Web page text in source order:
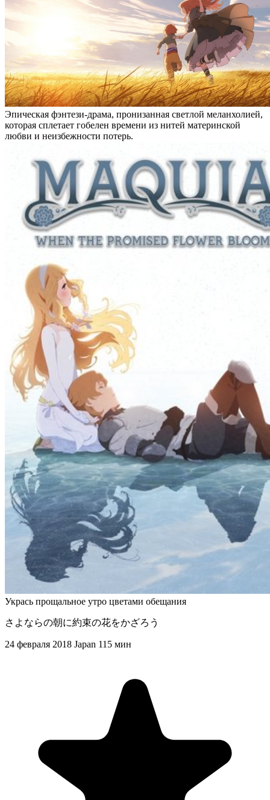
Эпическая фэнтези-драма, пронизанная светлой меланхолией,
которая сплетает гобелен времени из нитей материнской
любви и неизбежности потерь.
Укрась прощальное утро цветами обещания
さよならの朝に約束の花をかざろう
24 февраля 2018 Japan 115 мин